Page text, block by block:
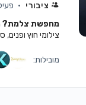
ציבורי
מחפשת צלמת?
צילומי חוץ
מובילות: